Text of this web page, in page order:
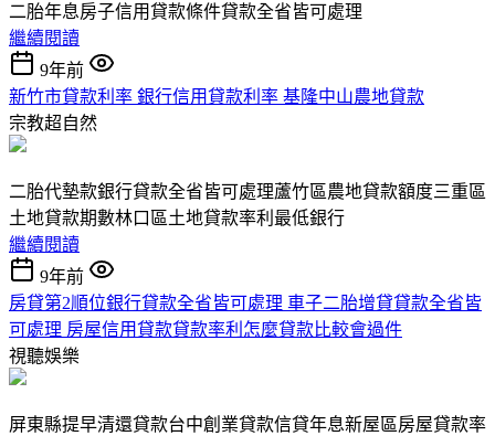
二胎年息房子信用貸款條件貸款全省皆可處理
繼續閱讀
9年前
新竹市貸款利率 銀行信用貸款利率 基隆中山農地貸款
宗教超自然
二胎代墊款銀行貸款全省皆可處理蘆竹區農地貸款額度三重區
土地貸款期數林口區土地貸款率利最低銀行
繼續閱讀
9年前
房貸第2順位銀行貸款全省皆可處理 車子二胎增貸貸款全省皆
可處理 房屋信用貸款貸款率利怎麼貸款比較會過件
視聽娛樂
屏東縣提早清還貸款台中創業貸款信貸年息新屋區房屋貸款率